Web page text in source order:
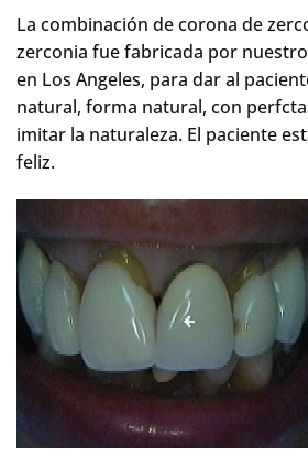
La combinación de corona de
zerconia fue fabricada por
en Los Angeles, para dar al
natural, forma natural, con
imitar la naturaleza. El paciente
feliz.